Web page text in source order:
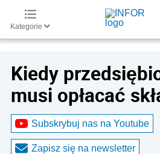
Kategorie
Kiedy
musi opłacać
Subskrybuj nas na Youtube
Zapisz się na newsletter